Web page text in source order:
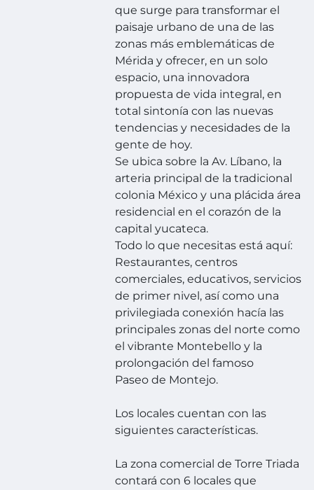
que surge para transformar el
paisaje urbano de una de las
zonas más emblemáticas de
Mérida y ofrecer, en un solo
espacio, una innovadora
propuesta de vida integral, en
total sintonía con las nuevas
tendencias y necesidades de la
gente de hoy.
Se ubica sobre la Av. Líbano, la
arteria principal de la tradicional
colonia México y una plácida área
residencial en el corazón de la
capital yucateca.
Todo lo que necesitas está aquí:
Restaurantes, centros
comerciales, educativos, servicios
de primer nivel, así como una
privilegiada conexión hacía las
principales zonas del norte como
el vibrante Montebello y la
prolongación del famoso
Paseo de Montejo.
Los locales cuentan con las
siguientes características.
La zona comercial de Torre Triada
contará con 6 locales que